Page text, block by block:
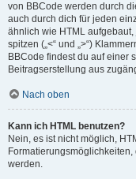
von BBCode werden durch
auch durch dich für jeden
ähnlich wie HTML aufgebaut,
spitzen („<“ und „>“)
BBCode findest du auf einer
Beitragserstellung aus
Nach oben
Kann ich HTML benutzen?
Nein, es ist nicht möglich,
werden.